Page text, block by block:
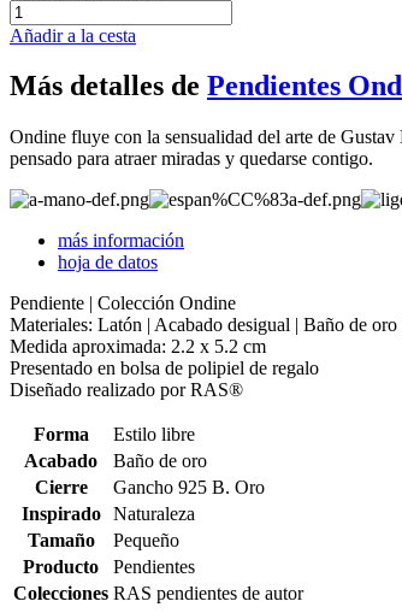
Añadir a la cesta
Más detalles de Pendientes
Ondine fluye con la sensualidad del arte de
pensado para atraer miradas y quedarse contigo.
más información
hoja de datos
Pendiente | Colección Ondine
Materiales: Latón | Acabado desigual | Baño de
Medida aproximada: 2.2 x 5.2 cm
Presentado en bolsa de polipiel de regalo
Diseñado realizado por RAS®
Forma
Estilo libre
Acabado
Baño de oro
Cierre
Gancho 925 B. Oro
Inspirado
Naturaleza
Tamaño
Pequeño
Producto
Pendientes
Colecciones RAS pendientes de autor